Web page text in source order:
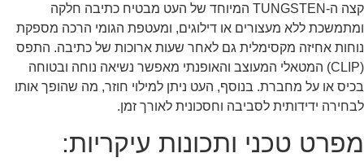
קצה ה-TUNGSTEN המיוחד של העט מבטיח כתיבה חלקה
ומתמשכת ללא מעצורים או דילוגים, ומעטפת הגומי הרכה מספקת
נוחות אחיזה מקסימלית גם לאחר שעות ארוכות של כתיבה. התפס
(CLIP) המטאלי המעוצב והאופנתי מאפשר נשיאה נוחה ובטוחה
בכיס או על מחברת. בנוסף, העט ניתן למילוי חוזר, מה שהופך אותו
לבחירה ידידותית לסביבה וחסכונית לאורך זמן.
מפרט טכני ותכונות עיקריות: